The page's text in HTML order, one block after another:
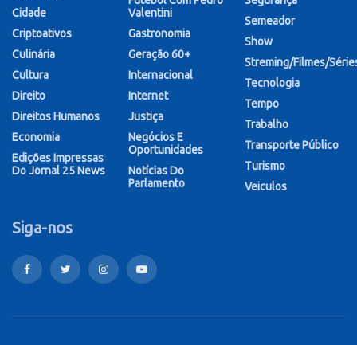
Cidade
Criptoativos
Culinária
Cultura
Direito
Direitos Humanos
Economia
Edições Impressas
Do Jornal 25 News
Valentini
Gastronomia
Geração 60+
Internacional
Internet
Justiça
Negócios E
Oportunidades
Notícias Do
Parlamento
Semeador
Show
Streming/Filmes/
Tecnologia
Tempo
Trabalho
Transporte Público
Turismo
Veiculos
Siga-nos